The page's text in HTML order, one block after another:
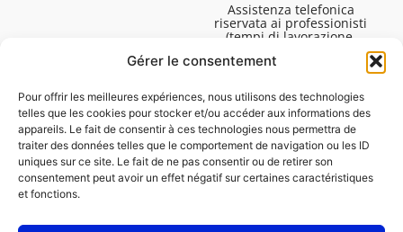
Gérer le consentement
Pour offrir les meilleures expériences, nous utilisons des technologies
telles que les cookies pour stocker et/ou accéder aux informations des
appareils. Le fait de consentir à ces technologies nous permettra de
traiter des données telles que le comportement de navigation ou les ID
uniques sur ce site. Le fait de ne pas consentir ou de retirer son
consentement peut avoir un effet négatif sur certaines caractéristiques
et fonctions.
Assistenza telefonica
riservata ai professionisti
(tempi di lavorazione,
Dal lunedì al venerdì dalle